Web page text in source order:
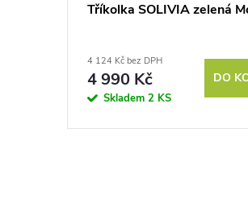
Tříkolka SOLIVIA zelená
4 124 Kč bez DPH
4 990 Kč
Skladem 2 KS
DO